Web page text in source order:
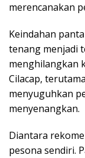
merencanakan
Keindahan
tenang menjadi
menghilangkan
Cilacap,
menyuguhkan
menyenangkan.
Diantara
pesona sendiri.